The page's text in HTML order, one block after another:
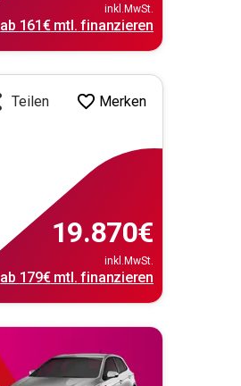
inkl.MwSt.
ab 161€mtl. finanzieren
Teilen Merken
19.870€
inkl.MwSt.
ab 179€mtl. finanzieren